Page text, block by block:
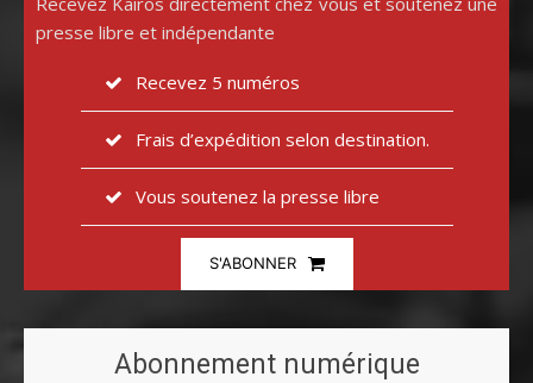
presse libre et indépendante
Recevez 5 numéros
Frais d’expédition selon destination.
Vous soutenez la presse libre
S'ABONNER
Abonnement numérique